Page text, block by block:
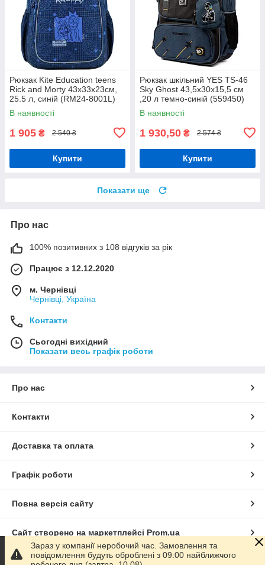
Рюкзак Kite Education teens
Rick and Morty 43x33x23см,
25.5 л, синій (RM24-8001L)
В наявності
1 905 ₴ 2 540 ₴
Купити
Рюкзак шкільний YES TS-46
Sky Ghost 43,5x30x15,5 см
,20 л темно-синій (559450)
В наявності
1 930,50 ₴ 2 574 ₴
Купити
Показати ще
Про нас
100% позитивних з 108 відгуків за рік
Працює з 12.12.2020
м. Чернівці
Чернівці, Україна
Контакти
Сьогодні вихідний
Показати весь графік роботи
Про нас
Контакти
Доставка та оплата
Графік роботи
Повна версія сайту
Сайт створено на маркетплейсі Prom.ua
Політика конфіденційності
Зараз у компанії неробочий час. Замовлення та
повідомлення будуть оброблені з 09:00 найближчого